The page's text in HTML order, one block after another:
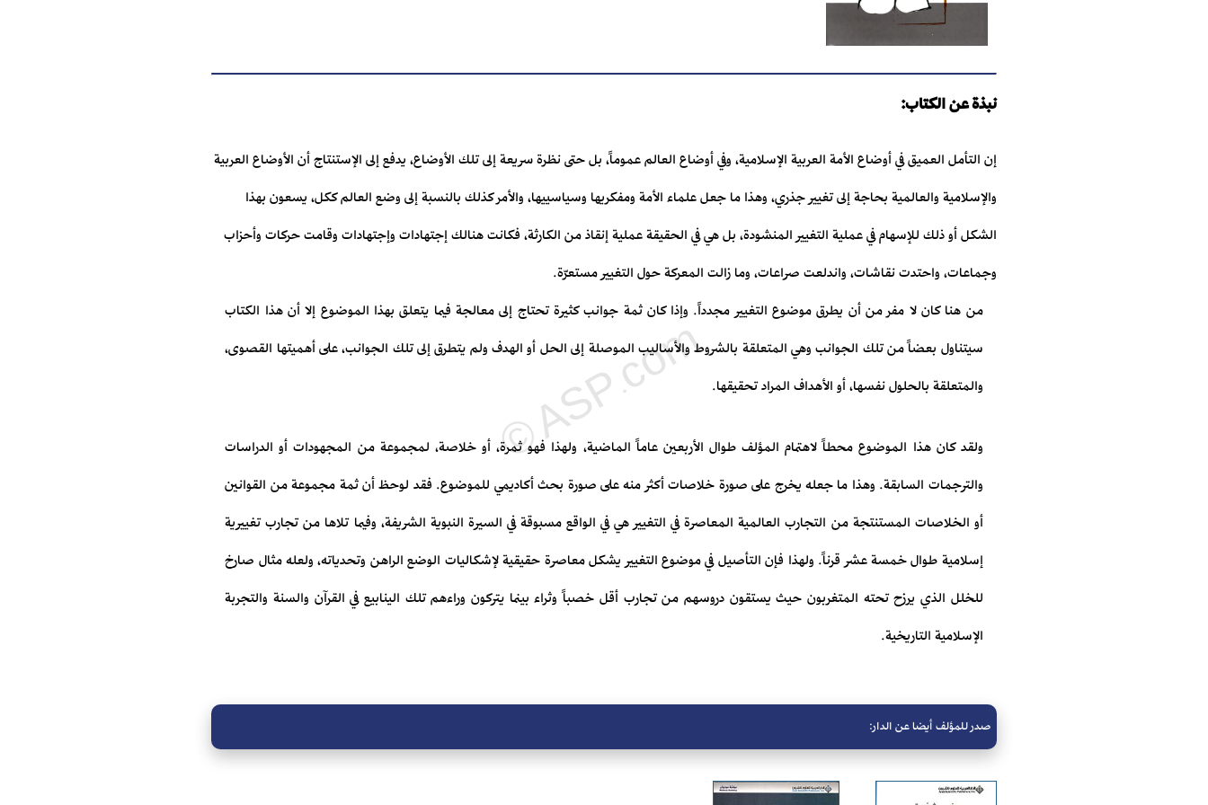
نبذة عن الكتاب:
إن التأمل العميق في أوضاع الأمة العربية الإسلامية، وفي أوضاع العالم عموماً، بل حتى نظرة سريعة إلى تلك الأوضاع، يدفع إلى الإستنتاج أن الأوضاع العربية
والإسلامية والعالمية بحاجة إلى تغيير جذري، وهذا ما جعل علماء الأمة ومفكريها وسياسييها، والأمر كذلك بالنسبة إلى وضع العالم ككل، يسعون بهذا
الشكل أو ذلك للإسهام في عملية التغيير المنشودة، بل هي في الحقيقة عملية إنقاذ من الكارثة، فكانت هنالك إجتهادات وإجتهادات وقامت حركات وأحزاب
وجماعات، واحتدت نقاشات، واندلعت صراعات، وما زالت المعركة حول التغيير مستعرّة.
من هنا كان لا مفر من أن يطرق موضوع التغيير مجدداً. وإذا كان ثمة جوانب كثيرة تحتاج إلى معالجة فيما يتعلق بهذا الموضوع إلا أن هذا الكتاب
سيتناول بعضاً من تلك الجوانب وهي المتعلقة بالشروط والأساليب الموصلة إلى الحل أو الهدف ولم يتطرق إلى تلك الجوانب، على أهميتها القصوى،
والمتعلقة بالحلول نفسها، أو الأهداف المراد تحقيقها.
ولقد كان هذا الموضوع محطاً لاهتمام المؤلف طوال الأربعين عاماً الماضية، ولهذا فهو ثمرة، أو خلاصة، لمجموعة من المجهودات أو الدراسات
والترجمات السابقة. وهذا ما جعله يخرج على صورة خلاصات أكثر منه على صورة بحث أكاديمي للموضوع. فقد لوحظ أن ثمة مجموعة من القوانين
أو الخلاصات المستنتجة من التجارب العالمية المعاصرة في التغيير هي في الواقع مسبوقة في السيرة النبوية الشريفة، وفيما تلاها من تجارب تغييرية
إسلامية طوال خمسة عشر قرناً. ولهذا فإن التأصيل في موضوع التغيير يشكل معاصرة حقيقية لإشكاليات الوضع الراهن وتحدياته، ولعله مثال صارخ
للخلل الذي يرزح تحته المتغربون حيث يستقون دروسهم من تجارب أقل خصباً وثراء بينما يتركون وراءهم تلك الينابيع في القرآن والسنة والتجربة
الإسلامية التاريخية.
صدر للمؤلف أيضا عن الدار: